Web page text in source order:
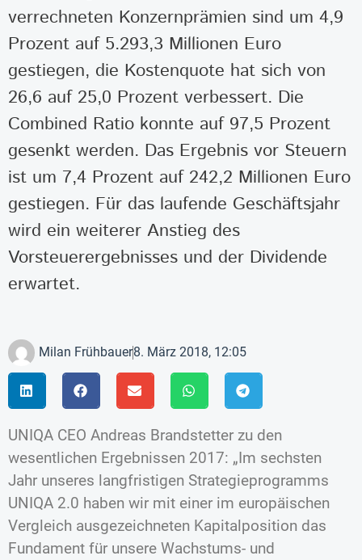
verrechneten Konzernprämien sind um 4,9
Prozent auf 5.293,3 Millionen Euro
gestiegen, die Kostenquote hat sich von
26,6 auf 25,0 Prozent verbessert. Die
Combined Ratio konnte auf 97,5 Prozent
gesenkt werden. Das Ergebnis vor Steuern
ist um 7,4 Prozent auf 242,2 Millionen Euro
gestiegen. Für das laufende Geschäftsjahr
wird ein weiterer Anstieg des
Vorsteuerergebnisses und der Dividende
erwartet.
Milan Frühbauer8. März 2018, 12:05
UNIQA CEO Andreas Brandstetter zu den
wesentlichen Ergebnissen 2017: „Im sechsten
Jahr unseres langfristigen Strategieprogramms
UNIQA 2.0 haben wir mit einer im europäischen
Vergleich ausgezeichneten Kapitalposition das
Fundament für unsere Wachstums- und